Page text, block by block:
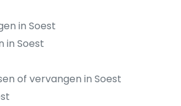
in Soest
in Soest
of vervangen in Soest